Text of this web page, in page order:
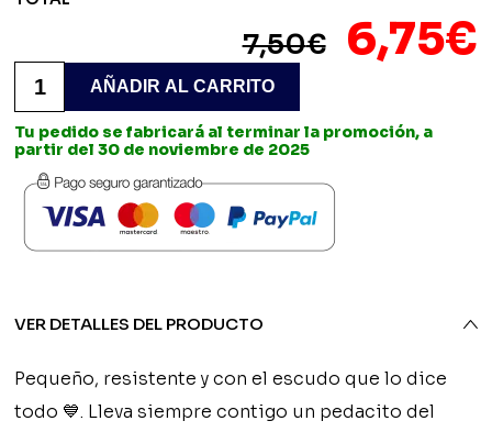
7,50€ El
6,75€
Monedero
Modelo
Personalizado
-
Milladoiro
cantidad
AÑADIR AL CARRITO
Tu pedido se fabricará al terminar la promoción, a
partir del 30 de noviembre de 2025
VER DETALLES DEL PRODUCTO
Pequeño, resistente y con el escudo que lo dice
todo 💙. Lleva siempre contigo un pedacito del